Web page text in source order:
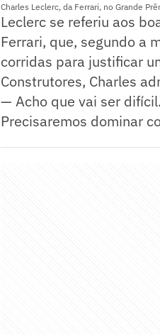
Charles Leclerc, da Ferrari, no Grande
Leclerc se referiu aos
Ferrari, que, segundo a
corridas para justificar
Construtores, Charles
— Acho que vai ser
Precisaremos dominar